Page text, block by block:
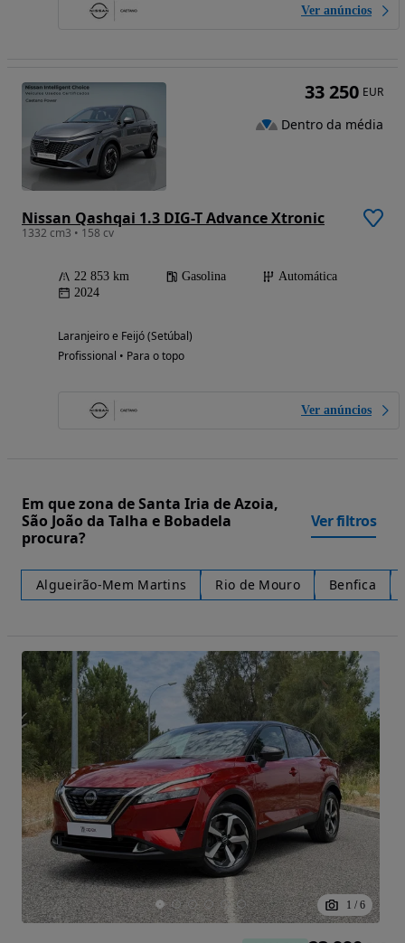
Ver anúncios
Nissan Qashqai 1.3 DIG-T Advance Xtronic
1332 cm3 • 158 cv
22 853 km Gasolina
Automática
2024
Laranjeiro e Feijó (Setúbal)
Profissional • Para o topo
Ver anúncios
33 250 EUR
Dentro da média
Em que zona de Santa Iria de Azoia,
São João da Talha e Bobadela
procura?
Ver filtros
Algueirão-Mem Martins Rio de Mouro Benfica
1 / 6